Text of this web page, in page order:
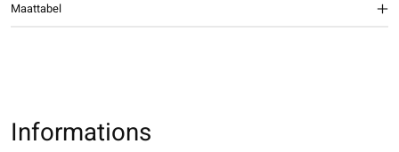
Maattabel
Informations